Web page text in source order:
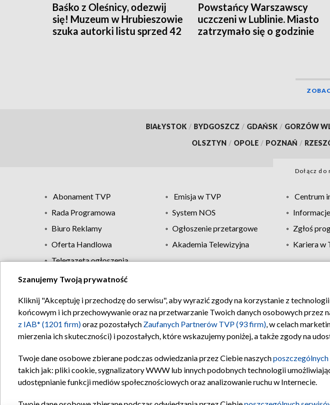
Baśko z Oleśnicy, odezwij
się! Muzeum w Hrubieszowie
szuka autorki listu sprzed 42
Powstańcy Warszawscy
uczczeni w Lublinie. Miasto
zatrzymało się o godzinie
BIAŁYSTOK / BYDGOSZCZ / GDAŃSK / GORZÓW
OLSZTYN / OPOLE / POZNAŃ /
Dołącz do
Abonament TVP Emisja w TVP Centrum
Rada Programowa
System NOS
Biuro Reklamy
Ogłoszenie przetargowe Zgłoś
Oferta Handlowa
Akademia Telewizyjna Kariera w
Telegazeta ogłoszenia
Regulamin TVP Polityka prywatności
Szanujemy Twoją prywatność
Kliknij "Akceptuję i przechodzę do serwisu", aby wyrazić zgody na korzystanie z
końcowym i ich przechowywanie oraz na przetwarzanie Twoich danych osobowych przez
z IAB* (1201 firm)oraz pozostałych Zaufanych Partnerów TVP (93 firm), w celach
mierzenia ich skuteczności) i pozostałych, które wskazujemy poniżej, a także zgody na
Twoje dane osobowe zbierane podczas odwiedzania przez Ciebie naszych
takich jak: pliki cookie, sygnalizatory WWW lub innych podobnych technologii
udostępnianie funkcji mediów społecznościowych oraz analizowanie ruchu w Internecie.